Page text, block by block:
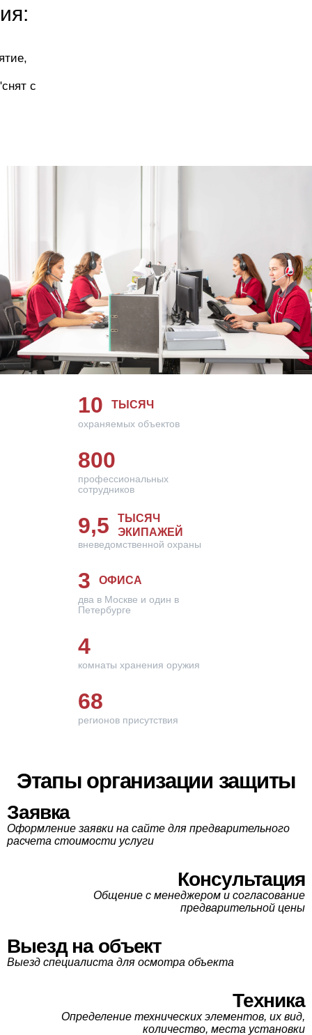
с
10 ТЫСЯЧ
охраняемых объектов
800
профессиональных
сотрудников
9,5
ТЫСЯЧ
ЭКИПАЖЕЙ
вневедомственной охраны
3 ОФИСА
два в Москве и один в
Петербурге
4
комнаты хранения оружия
68
регионов присутствия
Этапы организации защиты
Заявка
Оформление заявки на сайте для предварительного
расчета стоимости услуги
Консультация
Общение с менеджером и согласование
предварительной цены
Выезд на объект
Выезд специалиста для осмотра объекта
Техника
Определение технических элементов, их вид,
количество, места установки